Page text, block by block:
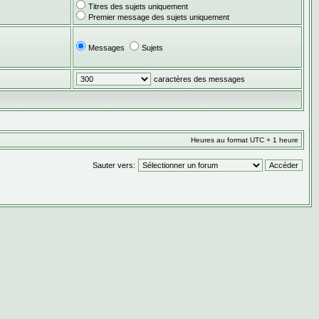
Titres des sujets uniquement
Premier message des sujets uniquement
Messages Sujets
caractères des messages
Heures au format UTC + 1 heure
Sauter vers: